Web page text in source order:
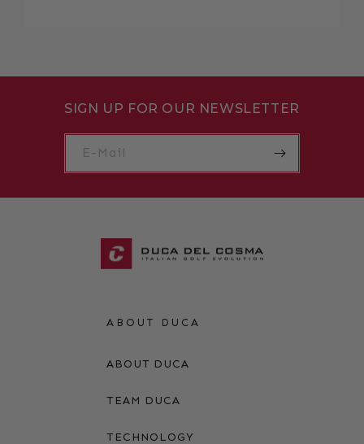
SIGN UP FOR OUR NEWSLETTER
E-Mail
ABOUT DUCA
ABOUT DUCA
TEAM DUCA
TECHNOLOGY